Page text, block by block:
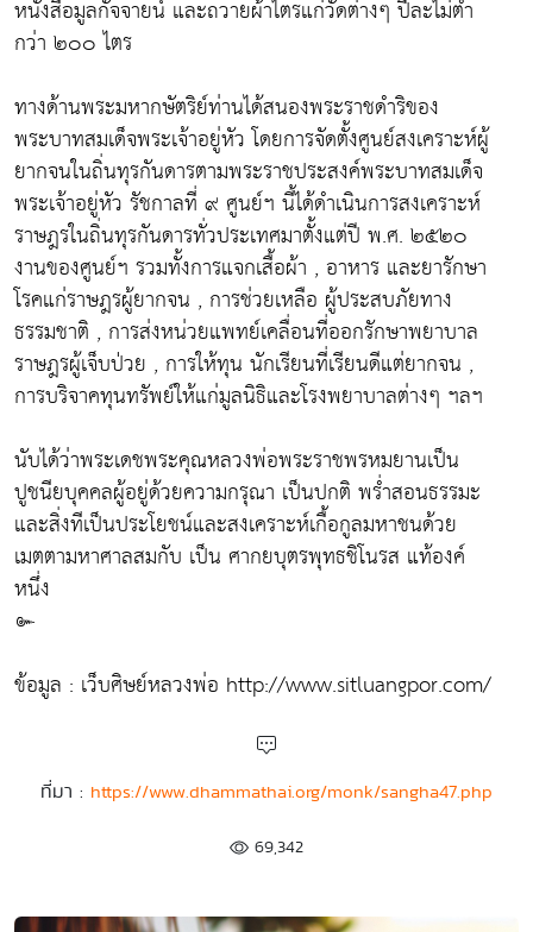
หนังสือมูลกัจจายน์ และถวายผ้าไตรแก่วัดต่างๆ ปีละไม่ต่ำ
กว่า ๒๐๐ ไตร
ทางด้านพระมหากษัตริย์ท่านได้สนองพระราชดำริของ
พระบาทสมเด็จพระเจ้าอยู่หัว โดยการจัดตั้งศูนย์สงเคราะห์ผู้
ยากจนในถิ่นทุรกันดารตามพระราชประสงค์พระบาทสมเด็จ
พระเจ้าอยู่หัว รัชกาลที่ ๙ ศูนย์ฯ นี้ได้ดำเนินการสงเคราะห์
ราษฎรในถิ่นทุรกันดารทั่วประเทศมาตั้งแต่ปี พ.ศ. ๒๕๒๐
งานของศูนย์ฯ รวมทั้งการแจกเสื้อผ้า , อาหาร และยารักษา
โรคแก่ราษฎรผู้ยากจน , การช่วยเหลือ ผู้ประสบภัยทาง
ธรรมชาติ , การส่งหน่วยแพทย์เคลื่อนที่ออกรักษาพยาบาล
ราษฎรผู้เจ็บป่วย , การให้ทุน นักเรียนที่เรียนดีแต่ยากจน ,
การบริจาคทุนทรัพย์ให้แก่มูลนิธิและโรงพยาบาลต่างๆ ฯลฯ
นับได้ว่าพระเดชพระคุณหลวงพ่อพระราชพรหมยานเป็น
ปูชนียบุคคลผู้อยู่ด้วยความกรุณา เป็นปกติ พร่ำสอนธรรมะ
และสิ่งทีเป็นประโยชน์และสงเคราะห์เกื้อกูลมหาชนด้วย
เมตตามหาศาลสมกับ เป็น ศากยบุตรพุทธชิโนรส แท้องค์
หนึ่ง
๛
ข้อมูล : เว็บศิษย์หลวงพ่อ http://www.sitluangpor.com/
ที่มา : https://www.dhammathai.org/monk/sangha47.php
69,342